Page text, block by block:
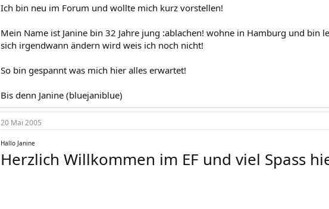
Ich bin neu im Forum und wollte mich kurz vorstellen!
Mein Name ist Janine bin 32 Jahre jung :ablachen! wohne in Hamburg und bin
sich irgendwann ändern wird weis ich noch nicht!
So bin gespannt was mich hier alles erwartet!
Bis denn Janine (bluejaniblue)
20 Mai 2005
Hallo Janine
Herzlich Willkommen im EF und viel Spass